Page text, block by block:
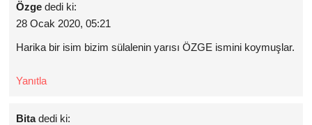
Özge dedi ki:
28 Ocak 2020, 05:21
Harika bir isim bizim sülalenin yarısı ÖZGE ismini koymuşlar.
Yanıtla
Bita dedi ki: